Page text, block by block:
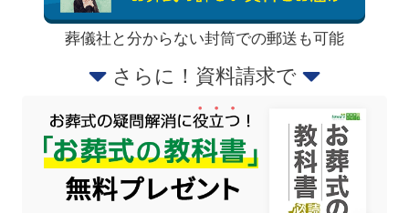
葬儀社と分からない封筒での郵送も可能
さらに！資料請求で